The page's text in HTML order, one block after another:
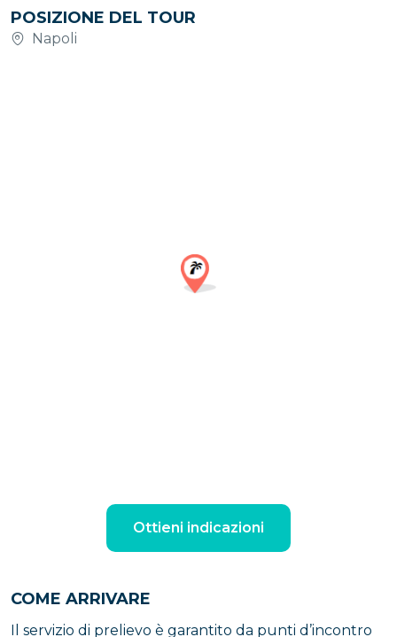
POSIZIONE DEL TOUR
Napoli
Ottieni indicazioni
COME ARRIVARE
Il servizio di prelievo è garantito da punti d’incontro